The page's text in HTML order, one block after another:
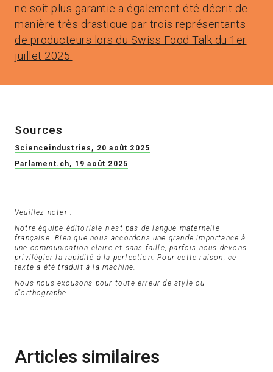
ne soit plus garantie a également été décrit de
manière très drastique par trois représentants
de producteurs lors du Swiss Food Talk du 1er
juillet 2025.
Sources
Scienceindustries, 20 août 2025
Parlament.ch, 19 août 2025
Veuillez noter :
Notre équipe éditoriale n'est pas de langue maternelle
française. Bien que nous accordons une grande importance à
une communication claire et sans faille, parfois nous devons
privilégier la rapidité à la perfection. Pour cette raison, ce
texte a été traduit à la machine.
Nous nous excusons pour toute erreur de style ou
d'orthographe.
Articles similaires